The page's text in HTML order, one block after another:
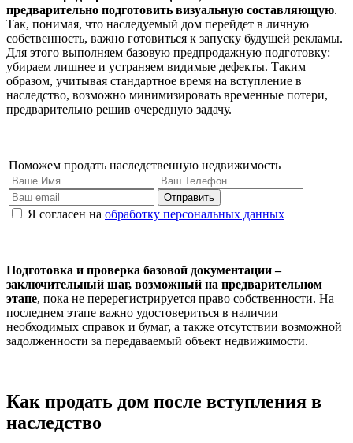
предварительно подготовить визуальную составляющую.
Так, понимая, что наследуемый дом перейдет в личную
собственность, важно готовиться к запуску будущей рекламы.
Для этого выполняем базовую предпродажную подготовку:
убираем лишнее и устраняем видимые дефекты. Таким
образом, учитывая стандартное время на вступление в
наследство, возможно минимизировать временные потери,
предварительно решив очередную задачу.
Поможем продать наследственную недвижимость
Отправить
Я согласен на обработку персональных данных
Подготовка и проверка базовой документации –
заключительный шаг, возможный на предварительном
этапе, пока не перерегистрируется право собственности. На
последнем этапе важно удостовериться в наличии
необходимых справок и бумаг, а также отсутствии возможной
задолженности за передаваемый объект недвижимости.
Как продать дом после вступления в
наследство